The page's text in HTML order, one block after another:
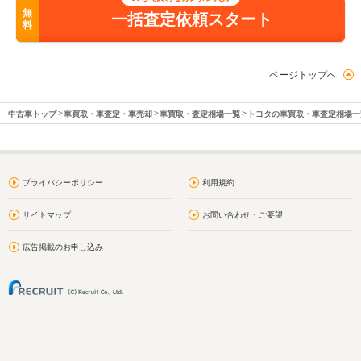
無
料
一括査定依頼スタート
ページトップへ
中古車トップ 車買取・車査定・車売却 車買取・査定相場一覧 トヨタの車買取・車査定相場
プライバシーポリシー 利用規約
サイトマップ お問い合わせ・ご要望
広告掲載のお申し込み